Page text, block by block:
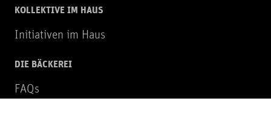
KOLLEKTIVE IM HAUS
Initiativen im Haus
DIE BÄCKEREI
FAQs